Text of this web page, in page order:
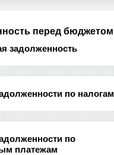
перед бюджетом
задолженность
по налогам
по
платежам